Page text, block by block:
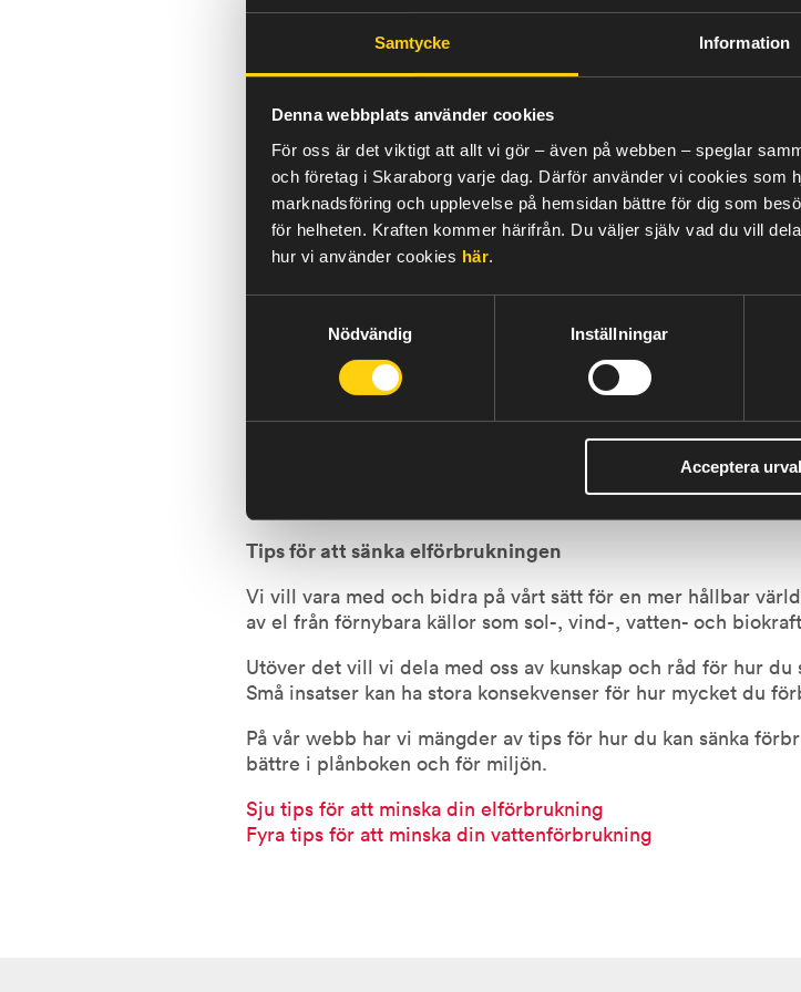
Samtycke Information
Denna webbplats använder cookies
För oss är det viktigt att allt vi gör – även på webben – speglar
och företag i Skaraborg varje dag. Därför använder vi cookies som
marknadsföring och upplevelse på hemsidan bättre för dig som
för helheten. Kraften kommer härifrån. Du väljer själv vad du vill
hur vi använder cookies här.
Nödvändig
Inställningar
Acceptera urval
Så jobbar vi med miljö och hållbarhet
För oss är miljö och hållbarhet två väldigt viktiga saker. Vi är
gemensamma insatser blir stora tillsammans i slutändan.
samarbetspartners minimerar vi såväl vår egen som våra
Vi vill tillsammans med dig som kund hos oss skapa energi
framåt. Hoppas du vill hänga på!
Du som kund, eller blivande kund, har möjlighet att bidra till
välja 100% fossilfri energi. Om vi ska klara omställningen för
Sveriges långsiktiga klimatmål är att vi inte ska ha några
den omställningen och för oss är det självklart att vara
Tips för att sänka elförbrukningen
Vi vill vara med och bidra på vårt sätt för en mer hållbar
av el från förnybara källor som sol-, vind-, vatten- och
Utöver det vill vi dela med oss av kunskap och råd för hur
Små insatser kan ha stora konsekvenser för hur mycket du
På vår webb har vi mängder av tips för hur du kan sänka
bättre i plånboken och för miljön.
Sju tips för att minska din elförbrukning
Fyra tips för att minska din vattenförbrukning